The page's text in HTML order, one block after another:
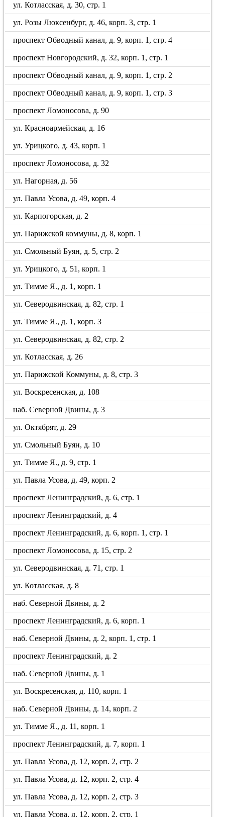
ул. Котласская, д. 30, стр. 1
ул. Розы Люксенбург, д. 46, корп. 3, стр. 1
проспект Обводный канал, д. 9, корп. 1, стр. 4
проспект Новгородский, д. 32, корп. 1, стр. 1
проспект Обводный канал, д. 9, корп. 1, стр. 2
проспект Обводный канал, д. 9, корп. 1, стр. 3
проспект Ломоносова, д. 90
ул. Красноармейская, д. 16
ул. Урицкого, д. 43, корп. 1
проспект Ломоносова, д. 32
ул. Нагорная, д. 56
ул. Павла Усова, д. 49, корп. 4
ул. Карпогорская, д. 2
ул. Парижской коммуны, д. 8, корп. 1
ул. Смольный Буян, д. 5, стр. 2
ул. Урицкого, д. 51, корп. 1
ул. Тимме Я., д. 1, корп. 1
ул. Северодвинская, д. 82, стр. 1
ул. Тимме Я., д. 1, корп. 3
ул. Северодвинская, д. 82, стр. 2
ул. Котласская, д. 26
ул. Парижской Коммуны, д. 8, стр. 3
ул. Воскресенская, д. 108
наб. Северной Двины, д. 3
ул. Октябрят, д. 29
ул. Смольный Буян, д. 10
ул. Тимме Я., д. 9, стр. 1
ул. Павла Усова, д. 49, корп. 2
проспект Ленинградский, д. 6, стр. 1
проспект Ленинградский, д. 4
проспект Ленинградский, д. 6, корп. 1, стр. 1
проспект Ломоносова, д. 15, стр. 2
ул. Северодвинская, д. 71, стр. 1
ул. Котласская, д. 8
наб. Северной Двины, д. 2
проспект Ленинградский, д. 6, корп. 1
наб. Северной Двины, д. 2, корп. 1, стр. 1
проспект Ленинградский, д. 2
наб. Северной Двины, д. 1
ул. Воскресенская, д. 110, корп. 1
наб. Северной Двины, д. 14, корп. 2
ул. Тимме Я., д. 11, корп. 1
проспект Ленинградский, д. 7, корп. 1
ул. Павла Усова, д. 12, корп. 2, стр. 2
ул. Павла Усова, д. 12, корп. 2, стр. 4
ул. Павла Усова, д. 12, корп. 2, стр. 3
ул. Павла Усова, д. 12, корп. 2, стр. 1